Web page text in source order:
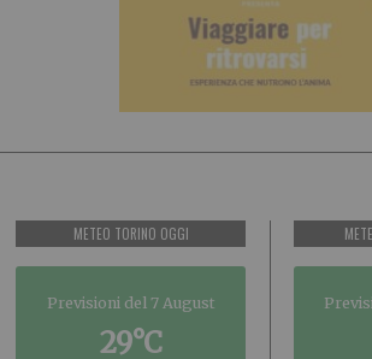
METEO TORINO OGGI
Previsioni del 7 August
29°C